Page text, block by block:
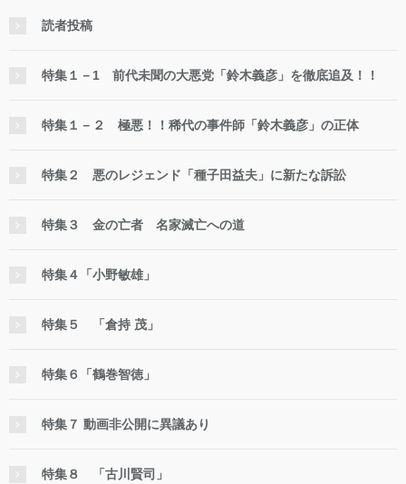
読者投稿
特集１－1 前代未聞の大悪党「鈴木義彦」を徹底追及！！
特集１－２ 極悪！！稀代の事件師「鈴木義彦」の正体
特集２ 悪のレジェンド「種子田益夫」に新たな訴訟
特集３ 金の亡者 名家滅亡への道
特集４「小野敏雄」
特集５ 「倉持 茂」
特集６「鶴巻智徳」
特集７ 動画非公開に異議あり
特集８ 「古川賢司」